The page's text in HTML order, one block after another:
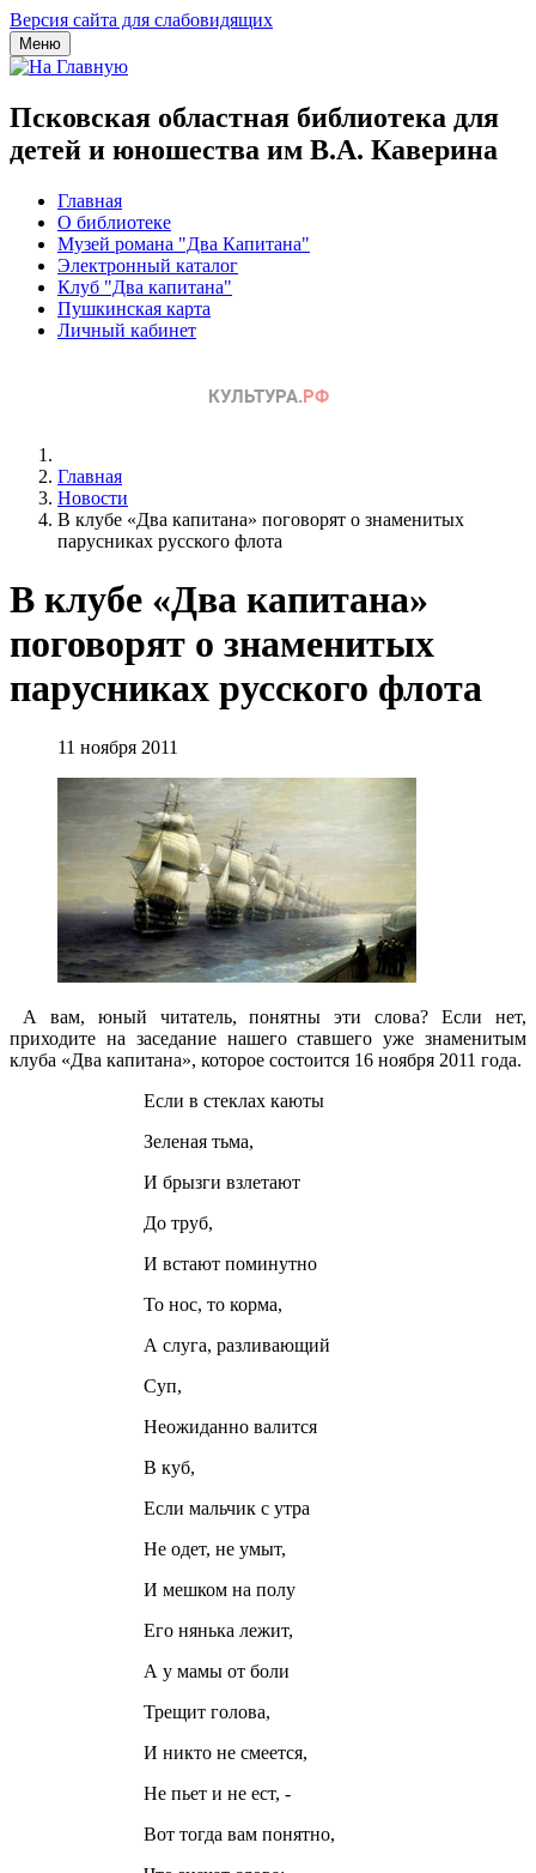
Версия сайта для слабовидящих
Меню
Псковская областная библиотека для
детей и юношества им В.А. Каверина
Главная
О библиотеке
Музей романа "Два Капитана"
Электронный каталог
Клуб "Два капитана"
Пушкинская карта
Личный кабинет
Главная
Новости
В клубе «Два капитана» поговорят о знаменитых
парусниках русского флота
В клубе «Два капитана»
поговорят о знаменитых
парусниках русского флота
11 ноября 2011
А вам, юный читатель, понятны эти слова? Если нет,
приходите на заседание нашего ставшего уже знаменитым
клуба «Два капитана», которое состоится 16 ноября 2011 года.
Если в стеклах каюты
Зеленая тьма,
И брызги взлетают
До труб,
И встают поминутно
То нос, то корма,
А слуга, разливающий
Суп,
Неожиданно валится
В куб,
Если мальчик с утра
Не одет, не умыт,
И мешком на полу
Его нянька лежит,
А у мамы от боли
Трещит голова,
И никто не смеется,
Не пьет и не ест, -
Вот тогда вам понятно,